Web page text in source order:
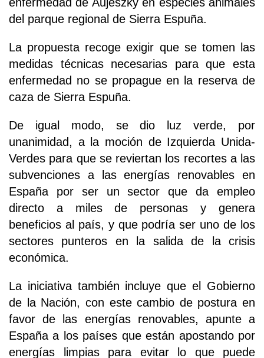
del parque regional de Sierra Espuña.
La propuesta recoge exigir que se tomen las
medidas técnicas necesarias para que esta
enfermedad no se propague en la reserva de
caza de Sierra Espuña.
De igual modo, se dio luz verde, por
unanimidad, a la moción de Izquierda Unida-
Verdes para que se reviertan los recortes a las
subvenciones a las energías renovables en
España por ser un sector que da empleo
directo a miles de personas y genera
beneficios al país, y que podría ser uno de los
sectores punteros en la salida de la crisis
económica.
La iniciativa también incluye que el Gobierno
de la Nación, con este cambio de postura en
favor de las energías renovables, apunte a
España a los países que están apostando por
energías limpias para evitar lo que puede